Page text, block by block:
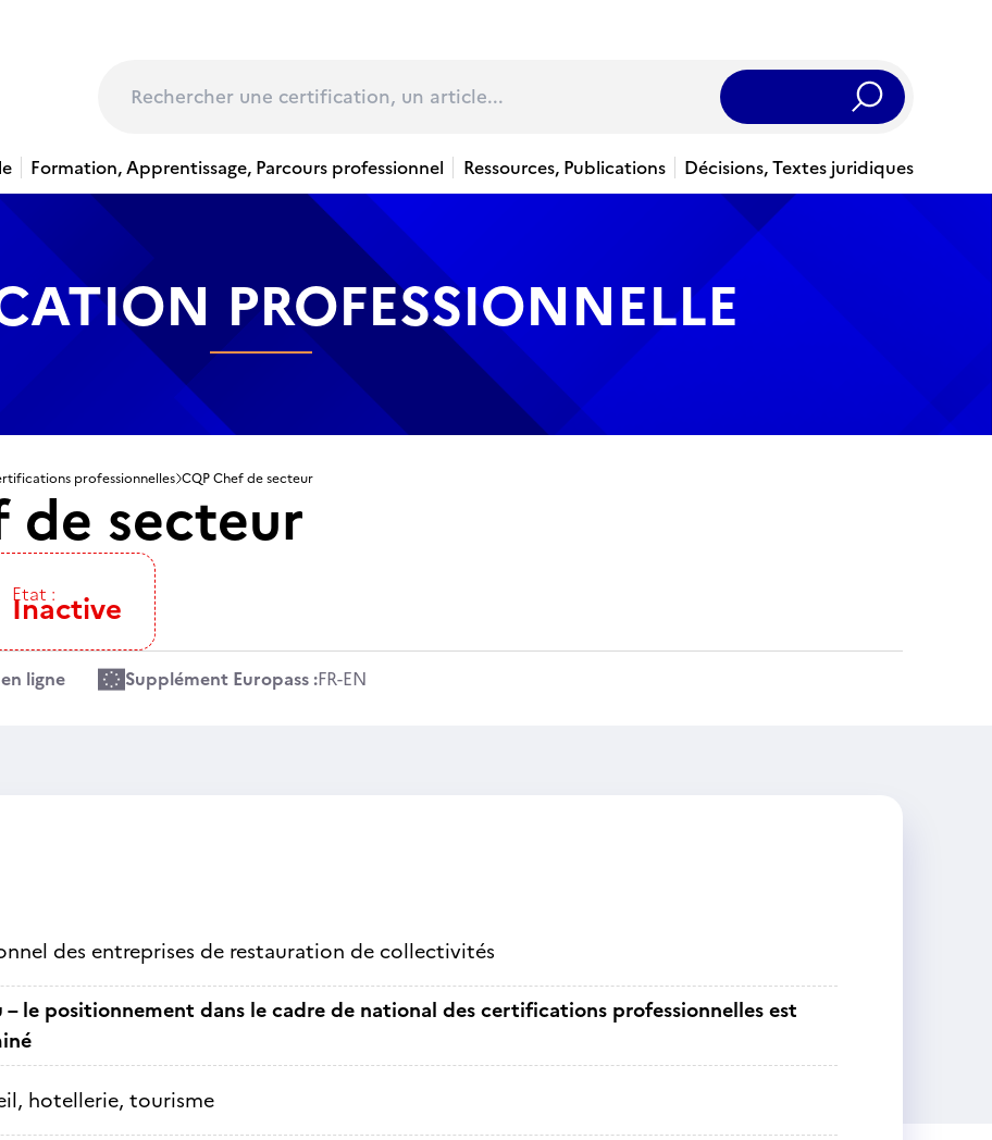
Rechercher
Formation, Apprentissage, Parcours professionnel Ressources, Publications Décisions, Textes juridiques
PROFESSIONNELLE
professionnelles CQP Chef de secteur
de secteur
Etat :
Inactive
ligne Supplément Europass :FR-EN
des entreprises de restauration de collectivités
– le positionnement dans le cadre de national des certifications professionnelles est
hotellerie, tourisme